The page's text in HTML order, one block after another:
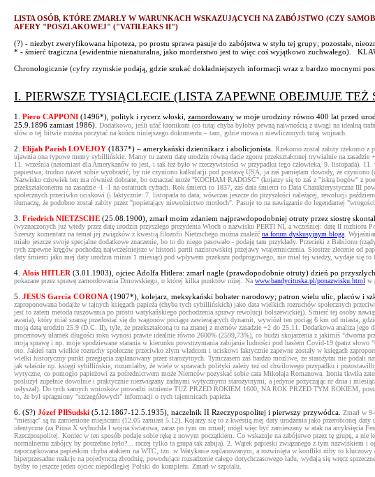
LISTA OSÓB, KTÓRE ZMARŁY W WARUNKACH WSKAZUJĄCYCH NA ZABÓJSTWO (CZY
AFERY "POSZLAKOWEJ" ("VATILEAKS II")
(?) - niezbyt zweryfikowana hipoteza, po prostu sprawa pasuje do zabójstwa w stylu tej grupy; pozostałe,
* - śmierć tragiczna (ewidentnie nienaturalna, jako morderstwo jest to więc coś wyjątkowo zuchwałego).
Chronologicznie (cyfry rzymskie podają, gdzie szukać dokładniejszych informacji wraz z bardzo mocnymi
I. PIERWSZE TYSIĄCLECIE (LISTA ZAPEWNE OBEJMUJE
1. Piero CAPPONI (1496*), polityk i rycerz włoski, zamordowany w moje urodziny równo 400 lat przed
25.9.1896 zamiast 1986). Dodatkowo, jeśli ufać kronikom (co tutaj chyba byłoby pewną naiwnością z uwagi na idealną
słów o tej bitwie można poczytać na końcu niniejszego dokumentu – tam, gdzie mowa o niewliczonych tutaj wojnach.
2. Elijah Parish LOVEJOY (1837*) – amerykański dziennikarz i abolicjonista. Rzekomo został zabity rzekomo z
ujawnia ona typowe memy sybillińskie. Mamy tu zatem datę urodzin równą dacie zgonu przekształconej trywialnie na zasadzie
11. września (natomiast dla Amerykanów to jest, i tak też było w rzeczywistości w przypadku tego człowieka, 9. listopada).
papiestwa; trudno nawet sobie wyobrazić, by nie czyniono kalkulacji pod postawę USA, ja zaś pamiętam dowody, że
Nazwisko człowiek ten ma również dobrane, bo oznaczać może "KOCHAM RADOŚĆ" (kojarzy się to zaś z "iskrą bogów" z
przekształconemu na zasadzie -1 -1 na ostatnich cyfrach. Rok śmierci to 1837, zaś data śmierci to Data Charakterystyczna III
społecznych przeciwko uciskowi (i faktycznie: 7. listopada to data, wówczas jeszcze do przyszłości należącej, rewolucji
tłumaczę, że podobno został zabity przez "popierający niewolnictwo motłoch". Pasuje to na nawiązanie do legendarnej
3. Friedrich NIETZSCHE (25.08.1900), zmarł moim zdaniem najprawdopodobniej otruty przez siostrę
(wyznaczonych już wtedy przez datę urodzin przyszłego prezydenta Włoch o nazwisku PERTI NI, a wcześniej: datę II
Szerszy komentarz na temat jej związków z kwestią filozofii Nietzschego można znaleźć na forum dyskusyjnym bloga .
miało jeszcze swoje specjalne dodatkowe znaczenie, bo to do niego pasowało - podaję tam przykłady. Przecieki z Babilonu
tych zapewne kręgów pochodzą najwcześniejsze w historii partii nazistowskiej przejawy wtajemniczenia. Siostrze zlecenie od
daty śmierci jako mej daty urodzin minus 1 miesiąc) pod wpływem przekazu podprogowego, nie miał tej wiedzy, wydaje się to
4. Alois HITLER (3.01.1903), ojciec Adolfa Hitlera: zmarł nagle (prawdopodobnie otruty) dzień po
pokazane przez sprawę zamordowania Dmowskiego, o której kilka punktów niżej. Na www.bandycituska.pl/ponazwisku.html w
5. JESUS García CORONA (1907*), kolejarz, meksykański bohater narodowy; patron wielu ulic, placów i
zaproponowana bodajże w tajnych księgach papieża (chyba tych sybillińskich) jako data wielkich rozruchów społecznych
jest to zatem metoda tuszowania po prostu watykańskiego pochodzenia sprawy rewolucji bolszewickiej). Śmierć tej osoby
awaria), który miał szansę przedostać się do wagonów pociągu zawierających dynamit, wywiózł ten pociąg 6 km od miasta,
moją datą urodzin 25.9 (D.C. II), tyle, że przekształconą tu na znanej z memów zasadzie +2 do 25.11. Dodatkowa analiza
procentowy ułamek długości roku wynosi prawie idealnie równo 2600% (2599,73%), co budzi skojarzenia z jakimiś "dwoma
moją sprawę i np. moje spodziewane starania w kierunku powstrzymania zabijania ludności pod hasłem Covid-19 (patrz
oto. Jakieś tam wielkie rozruchy społeczne przeciwko złym władcom i uciskowi faktycznie zapewne zostały w księgach
wielki historyczny punkt przegięcia zaplanowany przez starożytnych. Tymczasem zaś bardzo możliwe, że starożytni nie
jak właśnie np. księgi sybillińskie, rozumiałby, że wiele w sprawach polityki zależy też od chwilowego przypadku i
wytyczne, co pomogło papieżowi za pośrednictwem może Niemców pozyskać sobie cara Mikołaja Romanowa. Ironia tkwiła
posłużył zupełnie dowolnie i praktycznie niezwiązany żadnymi wytycznymi starożytnymi, a jedynie pożyczając nr dnia i
usłyszał). Do tych samych wniosków prowadzi istnienie TUŻ PRZED ROKIEM 1600, NA ROK PRZED TYM ROKIEM,
to, że był spragniony "szczegółowych" informacji o tych tajemnicach papieża.
6. (S?) Józef PIłSudski (5.12.1867-12.5.1935), naczelnik II Rzeczypospolitej i pierwszy przywódca. Zmarł w
"miesiąc" są tu zamienione miejscami (12.05 zamiast 5.12). Kojarzy się to z kwestią mej daty urodzenia jako przerobionej
identyczne (za Piusa X wybuchła I wojna światowa, zaraz po tym on zmarł; mógł więc być zamieszany w atak na
Rzeczpospolitej. Koniec w ten sposób podaje sobie rękę z nowym początkiem. Co wskazuje na zabójstwo przez tę grupę, a
normalnemu zabójcy by potrzebne było?... raczej tylko ta grupa tak zabija). 2. Wątek papieski związanego z tym
zapoczątkowana papieskim chyba atakiem na WTC, tzn. w Watykanie zaplanowanym, a rozwinięta w konflikt niby to
hiperprzesadne reakcje na pojedynczą zbrodnię, powodujące rozsadzenie całego dotychczasowego ładu, wydają się wręcz
byłby to jeszcze jeden ojciec niepodległej Polski do kompletu. Zmarł w szpitalu.